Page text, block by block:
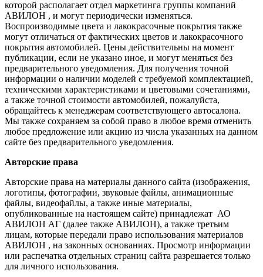
которой располагает отдел маркетинга группы компаний
АВИЛОН , и могут периодически изменяться.
Воспроизводимые цвета и лакокрасочные покрытия также
могут отличаться от фактических цветов и лакокрасочного
покрытия автомобилей. Цены действительны на момент
публикации, если не указано иное, и могут меняться без
предварительного уведомления. Для получения точной
информации о наличии моделей с требуемой комплектацией,
техническими характеристиками и цветовыми сочетаниями,
а также точной стоимости автомобилей, пожалуйста,
обращайтесь к менеджерам соответствующего автосалона.
Мы также сохраняем за собой право в любое время отменить
любое предложение или акцию из числа указанных на данном
сайте без предварительного уведомления.
Авторские права
Авторские права на материалы данного сайта (изображения,
логотипы, фотографии, звуковые файлы, анимационные
файлы, видеофайлы, а также иные материалы,
опубликованные на настоящем сайте) принадлежат АО
АВИЛОН АГ (далее также АВИЛОН), а также третьим
лицам, которые передали право использования материалов
АВИЛОН , на законных основаниях. Просмотр информации
или распечатка отдельных страниц сайта разрешается только
для личного использования.